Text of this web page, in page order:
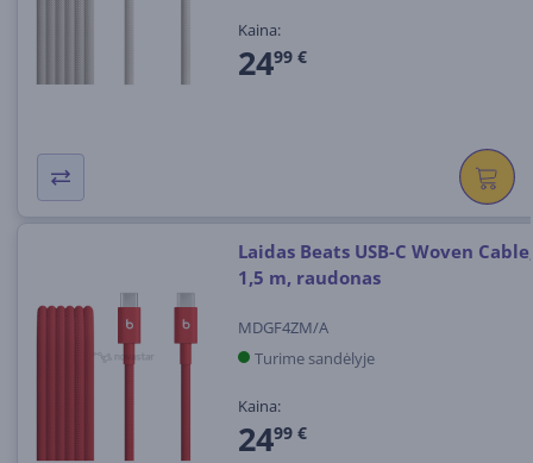
Kaina:
2499 €
Laidas Beats USB-C Woven Cable,
1,5 m, raudonas
MDGF4ZM/A
Turime sandėlyje
Kaina:
2499 €